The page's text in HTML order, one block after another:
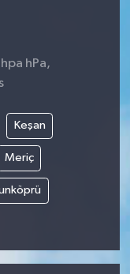
hPa,
Keşan
Meriç